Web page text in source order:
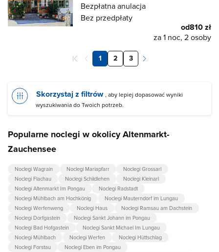
Bezpłatna anulacja
Bez przedpłaty
od810 zł
za 1 noc, 2 osoby
1 2 3
Skorzystaj z filtrów , aby lepiej dopasować wyniki
wyszukiwania do Twoich potrzeb.
Popularne noclegi w okolicy Altenmarkt-
Zauchensee
Noclegi Wagrain Noclegi Mariapfarr
Noclegi Grossarl
Noclegi Flachau
Noclegi Schildlehen
Noclegi Kleinarl
Noclegi Altenmarkt Im Pongau
Noclegi Radstadt
Noclegi Mühlbach am Hochkönig
Noclegi Mauterndorf im Lungau
Noclegi Werfenweng
Noclegi Haus
Noclegi Ramsau am Dachstein
Noclegi Dorfgastein
Noclegi Sankt Johann im Pongau
Noclegi Bad Hofgastein
Noclegi Sankt Michael Im Lungau
Noclegi Mühlbach
Noclegi Werfen
Noclegi Hüttschlag
Noclegi Forstau
Noclegi Eben im Pongau